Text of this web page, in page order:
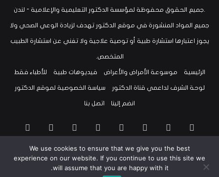
.جميع الحقوق محفوظة لمؤسسة الدكتور التعليمية والإعلامية - لندن
جميع المواد المنشورة في موقع الدكتور تهدف لزيادة الوعي الصحي ولا
يجوز اعتبارها استشارة طبية أو توصية علاجية ولا تغني عن استشارة الطبيب
المتخصص.
الرئيسية موسوعة الأمراض والأعراض فيديوهات طبية للأطباء فقط
لوحة الشرف لداعمي قناة الدكتور سياسة الخصوصية لموقع الدكتور
انضم إلينا اتصل بنا
فيسبوك لينكدإن ‫YouTubeانستقرامسناب
تشات
تيلقرام
واتساب threads
bsky
We use cookies to ensure that we give you the best
experience on our website. If you continue to use this site we
will assume that you are happy with it.